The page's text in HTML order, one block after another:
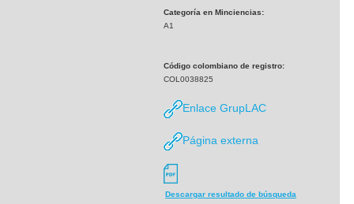
Categoría en Minciencias:
A1
Código colombiano de registro:
COL0038825
Enlace GrupLAC
Página externa
Descargar resultado de búsqueda